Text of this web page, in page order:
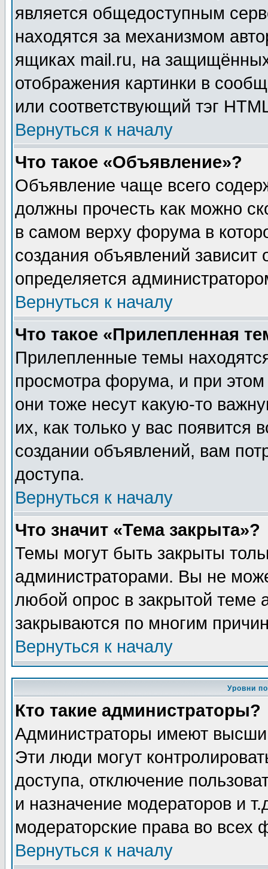
является общедоступным
находятся за механизмом
ящиках mail.ru, на
отображения картинки в
или соответствующий тэг
Вернуться к началу
Что такое «Объявление»?
Объявление чаще всего
должны прочесть как можно
в самом верху форума в
создания объявлений зависит
определяется
Вернуться к началу
Что такое «Прилепленная
Прилепленные темы
просмотра форума, и при
они тоже несут какую-то
их, как только у вас появится
создании объявлений, вам
доступа.
Вернуться к началу
Что значит «Тема закрыта»?
Темы могут быть закрыты
администраторами. Вы не
любой опрос в закрытой теме
закрываются по многим
Вернуться к началу
Уровни
Кто такие администраторы?
Администраторы имеют
Эти люди могут
доступа, отключение
и назначение модераторов и
модераторские права во всех
Вернуться к началу